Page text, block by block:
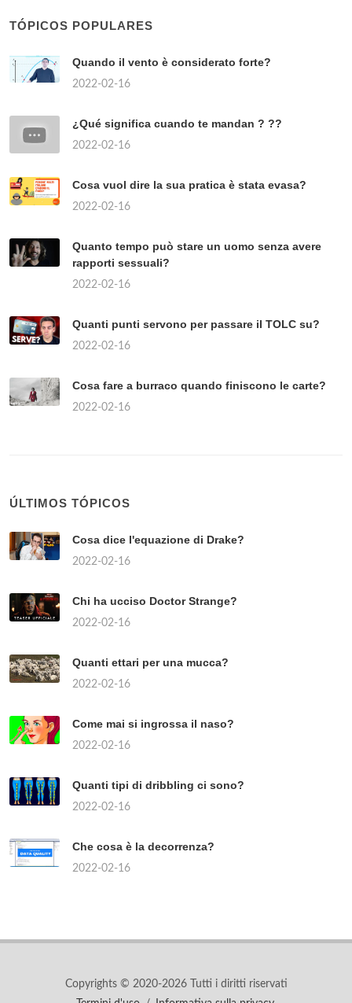
TÓPICOS POPULARES
Quando il vento è considerato forte?
2022-02-16
¿Qué significa cuando te mandan ? ??
2022-02-16
Cosa vuol dire la sua pratica è stata evasa?
2022-02-16
Quanto tempo può stare un uomo senza avere
rapporti sessuali?
2022-02-16
Quanti punti servono per passare il TOLC su?
2022-02-16
Cosa fare a burraco quando finiscono le carte?
2022-02-16
ÚLTIMOS TÓPICOS
Cosa dice l'equazione di Drake?
2022-02-16
Chi ha ucciso Doctor Strange?
2022-02-16
Quanti ettari per una mucca?
2022-02-16
Come mai si ingrossa il naso?
2022-02-16
Quanti tipi di dribbling ci sono?
2022-02-16
Che cosa è la decorrenza?
2022-02-16
Copyrights © 2020-2026 Tutti i diritti riservati